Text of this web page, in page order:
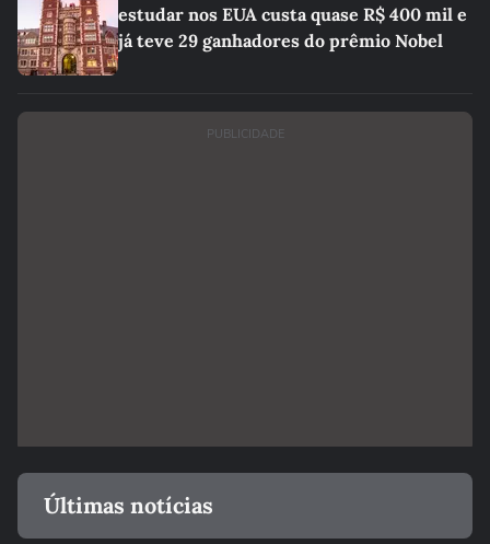
estudar nos EUA custa quase R$ 400 mil e
já teve 29 ganhadores do prêmio Nobel
PUBLICIDADE
Últimas notícias